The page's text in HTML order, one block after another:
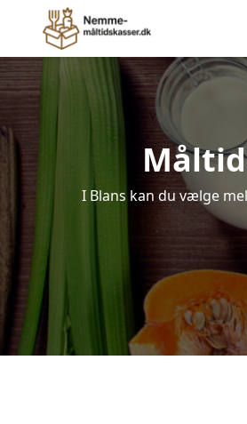
I Blans kan du vælge